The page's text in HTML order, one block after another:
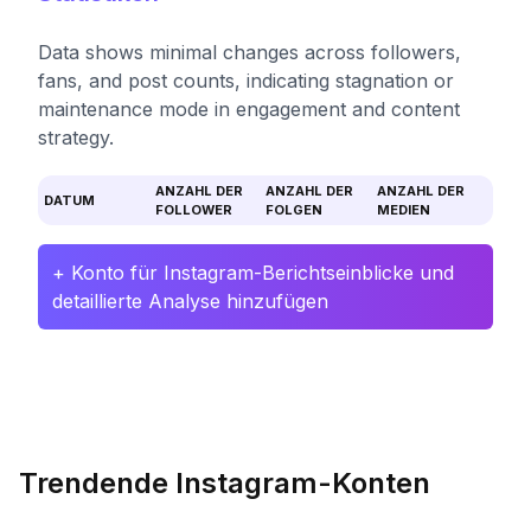
Data shows minimal changes across followers,
fans, and post counts, indicating stagnation or
maintenance mode in engagement and content
strategy.
DATUM
ANZAHL DER
FOLLOWER
ANZAHL DER
FOLGEN
ANZAHL DER
MEDIEN
+ Konto für Instagram-Berichtseinblicke und
detaillierte Analyse hinzufügen
Trendende Instagram-Konten